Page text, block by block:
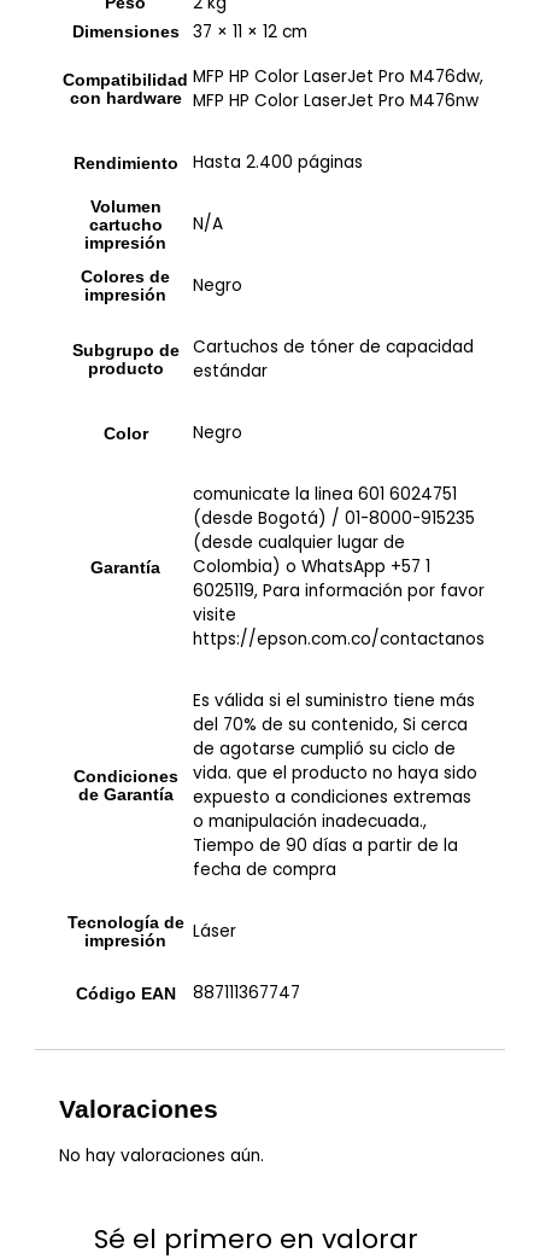
Dimensiones 37 × 11 × 12 cm
Compatibilidad
con hardware
MFP HP Color LaserJet Pro M476dw,
MFP HP Color LaserJet Pro M476nw
Rendimiento Hasta 2.400 páginas
Volumen
cartucho
impresión
N/A
Colores de
impresión
Negro
Subgrupo de
producto
Cartuchos de tóner de capacidad
estándar
Color Negro
Garantía
comunicate la linea 601 6024751
(desde Bogotá) / 01-8000-915235
(desde cualquier lugar de
Colombia) o WhatsApp +57 1
6025119, Para información por favor
visite
https://epson.com.co/contactanos
Condiciones
de Garantía
Es válida si el suministro tiene más
del 70% de su contenido, Si cerca
de agotarse cumplió su ciclo de
vida. que el producto no haya sido
expuesto a condiciones extremas
o manipulación inadecuada.,
Tiempo de 90 días a partir de la
fecha de compra
Tecnología de
impresión
Láser
Código EAN 887111367747
Valoraciones
No hay valoraciones aún.
Sé el primero en valorar